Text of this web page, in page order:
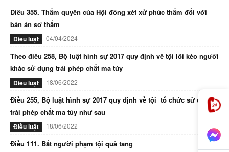
Điều 355. Thẩm quyền của Hội đồng xét xử phúc thẩm đối với
bản án sơ thẩm
Điều luật 04/04/2024
Theo điều 258, Bộ luật hình sự 2017 quy định về tội lôi kéo người
khác sử dụng trái phép chất ma túy
Điều luật 18/06/2022
Điều 255, Bộ luật hình sự 2017 quy định về tội tổ chức sử dụng
trái phép chất ma túy như sau
Điều luật 18/06/2022
Điều 111. Bắt người phạm tội quả tang